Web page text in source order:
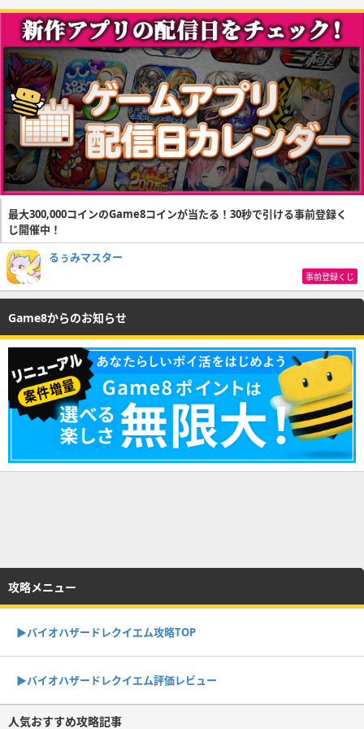
最大300,000コインのGame8コインが当たる！30秒で引ける事前登録く
じ開催中！
るぅみマスター
事前登録くじ
Game8からのお知らせ
攻略メニュー
▶︎バイオハザードレクイエム攻略TOP
▶︎バイオハザードレクイエム評価レビュー
人気おすすめ攻略記事